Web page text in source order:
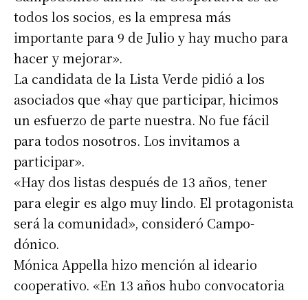
Apellidos
Número de teléfono
todos los socios, es la empresa más
importante para 9 de Julio y hay mucho para
hacer y mejorar».
La candidata de la Lista Verde pidió a los
asociados que «hay que participar, hicimos
un esfuerzo de parte nuestra. No fue fácil
para todos nosotros. Los invitamos a
participar».
«Hay dos listas después de 13 años, tener
para elegir es algo muy lindo. El protagonista
será la comunidad», consideró Campo-
dónico.
Mónica Appella hizo mención al ideario
cooperativo. «En 13 años hubo convocatoria